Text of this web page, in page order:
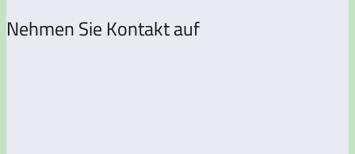
Nehmen Sie Kontakt auf